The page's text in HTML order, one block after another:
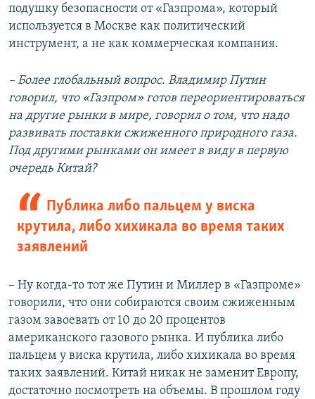
подушку безопасности от «Газпрома», который
используется в Москве как политический
инструмент, а не как коммерческая компания.
– Более глобальный вопрос. Владимир Путин
говорил, что «Газпром» готов переориентироваться
на другие рынки в мире, говорил о том, что надо
развивать поставки сжиженного природного газа.
Под другими рынками он имеет в виду в первую
очередь Китай?
Публика либо пальцем у виска
крутила, либо хихикала во время таких
заявлений
– Ну когда-то тот же Путин и Миллер в «Газпроме»
говорили, что они собираются своим сжиженным
газом завоевать от 10 до 20 процентов
американского газового рынка. И публика либо
пальцем у виска крутила, либо хихикала во время
таких заявлений. Китай никак не заменит Европу,
достаточно посмотреть на объемы. В прошлом году